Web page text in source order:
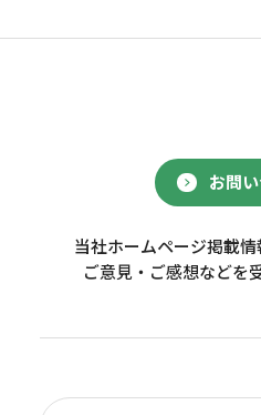
お問
当社ホームページ掲載
ご意見・ご感想などを